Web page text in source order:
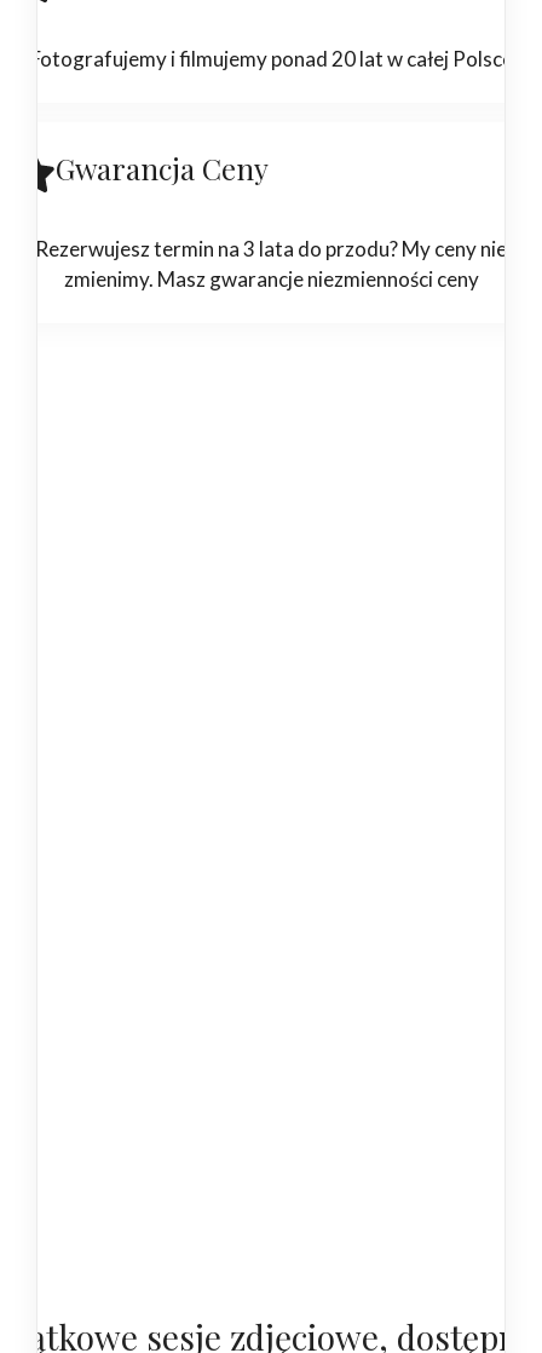
Fotografujemy i filmujemy ponad 20 lat w całej Polsce
Gwarancja Ceny
Rezerwujesz termin na 3 lata do przodu? My ceny nie
zmienimy. Masz gwarancje niezmienności ceny
sesje zdjęciowe,